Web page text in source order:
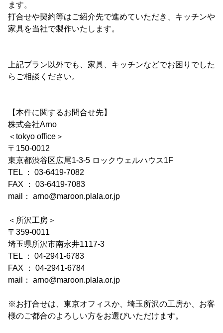
ます。
打合せや契約等はご紹介先で進めていただき、キッチンや
家具を当社で製作いたします。
上記プラン以外でも、家具、キッチンなどでお困りでした
らご相談ください。
【本件に関するお問合せ先】
株式会社Arno
＜tokyo office＞
〒150-0012
東京都渋谷区広尾1-3-5 ロックウェルハウス1F
TEL ： 03-6419-7082
FAX ： 03-6419-7083
mail： arno@maroon.plala.or.jp
＜所沢工房＞
〒359-0011
埼玉県所沢市南永井1117-3
TEL ： 04-2941-6783
FAX ： 04-2941-6784
mail： arno@maroon.plala.or.jp
※お打合せは、東京オフィスか、埼玉所沢の工房か、お客
様のご都合のよろしい方をお選びいただけます。